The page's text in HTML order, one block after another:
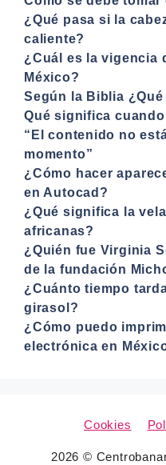
¿Qué pasa si la
caliente?
¿Cuál es la vigencia
México?
Según la Biblia
Qué significa
“El contenido no
momento”
¿Cómo hacer
en Autocad?
¿Qué significa la
africanas?
¿Quién fue Virginia
de la fundación
¿Cuánto tiempo
girasol?
¿Cómo puedo
electrónica en
Cookies
2026 ©